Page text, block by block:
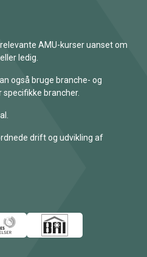
AMU-kurser uanset om
ledig.
også bruge branche- og
brancher.
drift og udvikling af